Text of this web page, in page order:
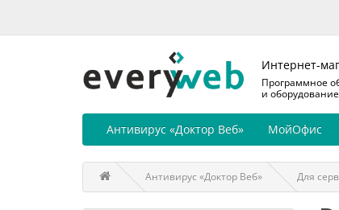
Интернет-
Программное
и
Антивирус «Доктор Веб» МойОфис
Антивирус «Доктор Веб» Для